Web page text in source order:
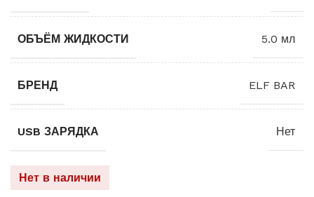
ОБЪЁМ ЖИДКОСТИ 5.0 мл
БРЕНД ELF BAR
USB ЗАРЯДКА Нет
Нет в наличии